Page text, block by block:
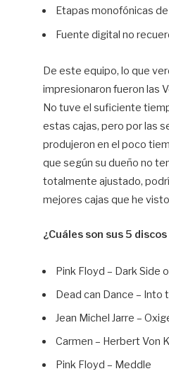
Etapas monofónicas
Fuente digital no
De este equipo, lo que
impresionaron fueron las
No tuve el suficiente
estas cajas, pero por las
produjeron en el poco
que según su dueño no
totalmente ajustado,
mejores cajas que he
¿Cuáles son sus 5
Pink Floyd – Dark Side
Dead can Dance – Into
Jean Michel Jarre –
Carmen – Herbert Von
Pink Floyd – Meddle